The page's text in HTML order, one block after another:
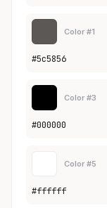
Color #1
#5c5856
Color #3
#000000
Color #5
#ffffff